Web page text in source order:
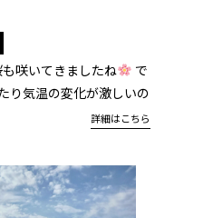
咲いてきましたね
で
り気温の変化が激しいの
詳細はこちら